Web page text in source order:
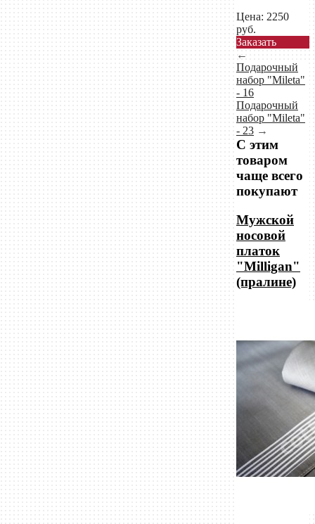
Цена: 2250
руб.
Заказать
←
Подарочный
набор "Mileta"
- 16
Подарочный
набор "Mileta"
- 23 →
С этим
товаром
чаще всего
покупают
Мужской
носовой
платок
"Milligan"
(пралине)